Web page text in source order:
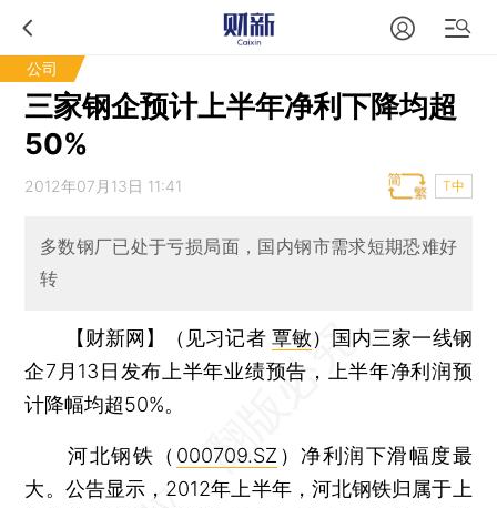
公司
三家钢企预计上半年净利下降均超
50%
2012年07月13日 11:41 T中
多数钢厂已处于亏损局面，国内钢市需求短期恐难好
转
【财新网】（见习记者 覃敏） 国内三家一线钢
企7月13日发布上半年业绩预告，上半年净利润预
计降幅均超50%。
河北钢铁（ 000709.SZ ）净利润下滑幅度最
大。公告显示，2012年上半年，河北钢铁归属于上